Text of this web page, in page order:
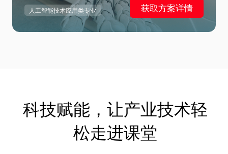
人工智能技术应用类专业 获取方案详情
科技赋能，让产业技术轻
松走进课堂